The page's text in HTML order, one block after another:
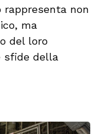
rappresenta non
ma
del loro
sfide della